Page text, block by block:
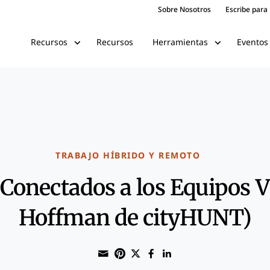
Sobre Nosotros Escribe
Recursos Recursos Herramientas
Eventos
TRABAJO HÍBRIDO Y REMOTO
a los Equipos
Hoffman de cityHUNT)
Share through Email
Print this page
Share on Pinterest
Share on Twitter
Share on